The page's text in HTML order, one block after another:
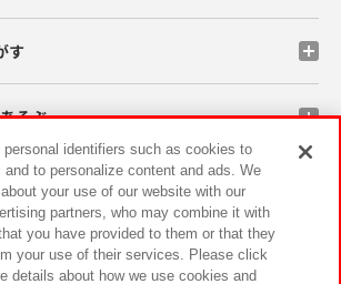
す
そぶ
ンペーン
personal identifiers such as cookies to
to personalize content and ads. We
your use of our website with our
partners, who may combine it with
you have provided to them or that they
your use of their services. Please click
details about how we use cookies and